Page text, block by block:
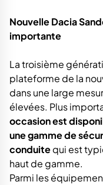
Nouvelle Dacia
importante
La troisième
plateforme de la
dans une large
élevées. Plus
occasion est
une gamme de
conduitequi est
haut de gamme.
Parmi les